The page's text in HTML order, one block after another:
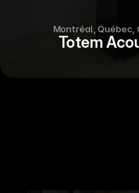
Montréal, Québec,
Totem